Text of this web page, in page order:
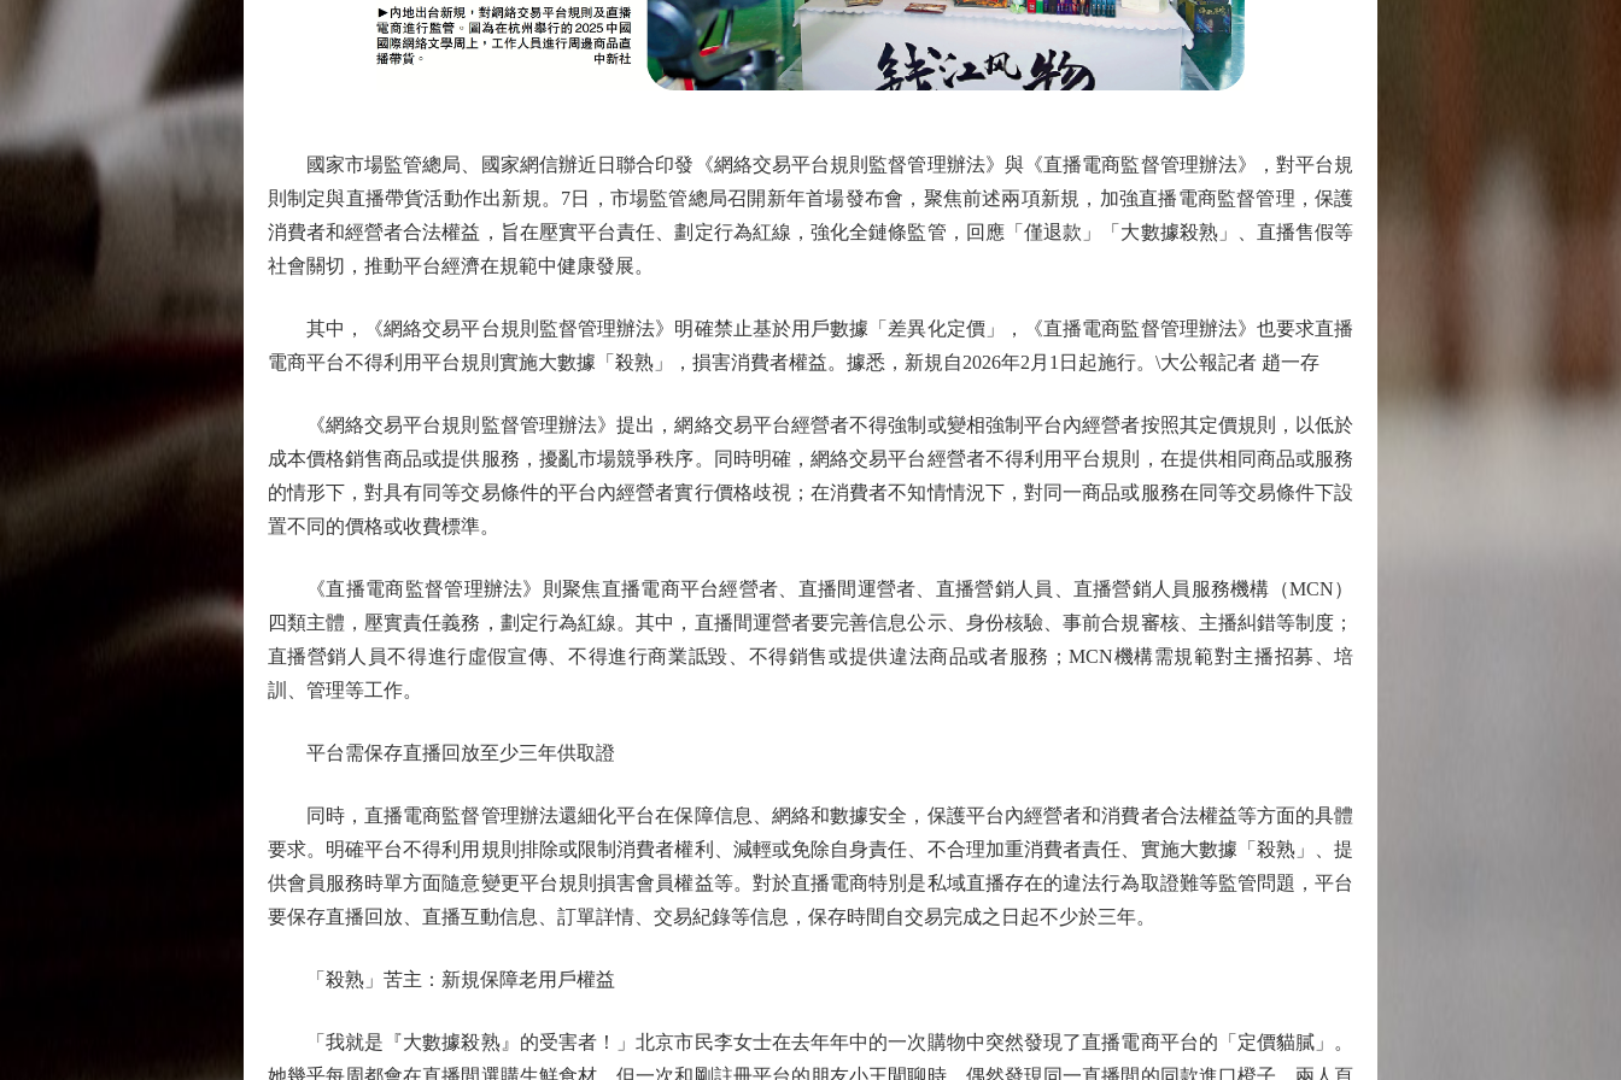
國家市場監管總局、國家網信辦近日聯合印發《網絡交易平台規則監督管理辦法》與《直播電商監督管理辦法》，對平台規
則制定與直播帶貨活動作出新規。7日，市場監管總局召開新年首場發布會，聚焦前述兩項新規，加強直播電商監督管理，保護
消費者和經營者合法權益，旨在壓實平台責任、劃定行為紅線，強化全鏈條監管，回應「僅退款」「大數據殺熟」、直播售假等
社會關切，推動平台經濟在規範中健康發展。
其中，《網絡交易平台規則監督管理辦法》明確禁止基於用戶數據「差異化定價」，《直播電商監督管理辦法》也要求直播
電商平台不得利用平台規則實施大數據「殺熟」，損害消費者權益。據悉，新規自2026年2月1日起施行。\大公報記者 趙一存
《網絡交易平台規則監督管理辦法》提出，網絡交易平台經營者不得強制或變相強制平台內經營者按照其定價規則，以低於
成本價格銷售商品或提供服務，擾亂市場競爭秩序。同時明確，網絡交易平台經營者不得利用平台規則，在提供相同商品或服務
的情形下，對具有同等交易條件的平台內經營者實行價格歧視；在消費者不知情情況下，對同一商品或服務在同等交易條件下設
置不同的價格或收費標準。
《直播電商監督管理辦法》則聚焦直播電商平台經營者、直播間運營者、直播營銷人員、直播營銷人員服務機構（MCN）
四類主體，壓實責任義務，劃定行為紅線。其中，直播間運營者要完善信息公示、身份核驗、事前合規審核、主播糾錯等制度；
直播營銷人員不得進行虛假宣傳、不得進行商業詆毀、不得銷售或提供違法商品或者服務；MCN機構需規範對主播招募、培
訓、管理等工作。
平台需保存直播回放至少三年供取證
同時，直播電商監督管理辦法還細化平台在保障信息、網絡和數據安全，保護平台內經營者和消費者合法權益等方面的具體
要求。明確平台不得利用規則排除或限制消費者權利、減輕或免除自身責任、不合理加重消費者責任、實施大數據「殺熟」、提
供會員服務時單方面隨意變更平台規則損害會員權益等。對於直播電商特別是私域直播存在的違法行為取證難等監管問題，平台
要保存直播回放、直播互動信息、訂單詳情、交易紀錄等信息，保存時間自交易完成之日起不少於三年。
「殺熟」苦主：新規保障老用戶權益
「我就是『大數據殺熟』的受害者！」北京市民李女士在去年年中的一次購物中突然發現了直播電商平台的「定價貓膩」。